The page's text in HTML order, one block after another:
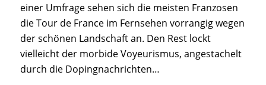
einer Umfrage sehen sich die meisten Franzosen
die Tour de France im Fernsehen vorrangig wegen
der schönen Landschaft an. Den Rest lockt
vielleicht der morbide Voyeurismus, angestachelt
durch die Dopingnachrichten…